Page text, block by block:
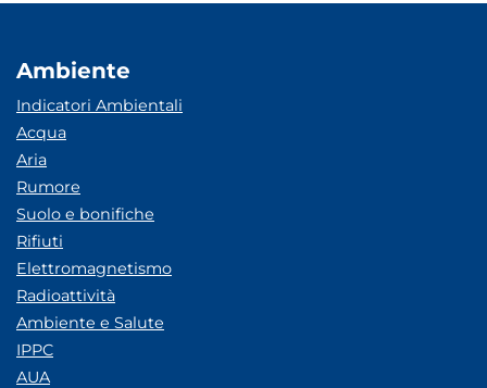
Ambiente
Indicatori Ambientali
Acqua
Aria
Rumore
Suolo e bonifiche
Rifiuti
Elettromagnetismo
Radioattività
Ambiente e Salute
IPPC
AUA